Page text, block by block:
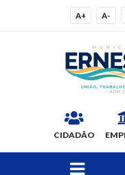
A+ A-
CIDADÃO